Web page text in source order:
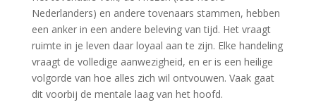
Nederlanders) en andere tovenaars stammen, hebben
een anker in een andere beleving van tijd. Het vraagt
ruimte in je leven daar loyaal aan te zijn. Elke handeling
vraagt de volledige aanwezigheid, en er is een heilige
volgorde van hoe alles zich wil ontvouwen. Vaak gaat
dit voorbij de mentale laag van het hoofd.